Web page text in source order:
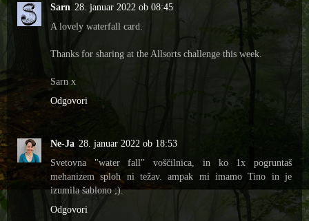
Sarn 28. januar 2022 ob 08:45
A lovely waterfall card.
Thanks for sharing at the Allsorts challenge this week.
Sarn x
Odgovori
Ne-Ja 28. januar 2022 ob 18:53
Svetovna "water fall" voščilnica, in ko 1x pogruntaš
mehanizem sploh ni težav. ampak mi imamo Tino in je
izumila šablono ;).
Odgovori